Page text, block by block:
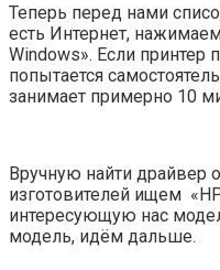
Теперь перед нами
есть Интернет,
Windows». Если
попытается
занимает примерно 10
Вручную найти драйвер
изготовителей ищем
интересующую нас
модель, идём дальше.